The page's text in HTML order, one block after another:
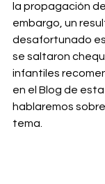
la propagación
embargo, un
desafortunado
se saltaron
infantiles
en el Blog de
hablaremos
tema.